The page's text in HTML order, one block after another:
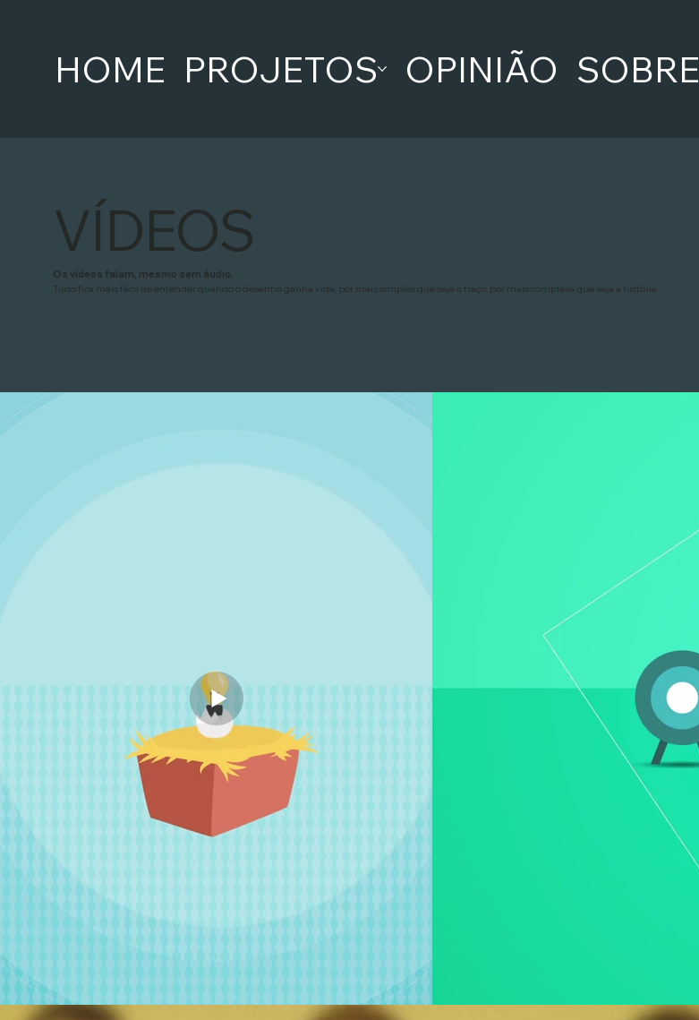
HOME PROJETOS OPINIÃO SOBRE
VÍDEOS
Os vídeos falam, mesmo sem áudio.
Tudo fica mais fácil de entender quando o desenho ganha vida, por mais simples que seja o traço, por mais complexa que seja a história.